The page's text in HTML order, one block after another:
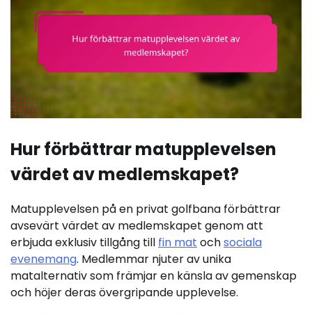
Hur förbättrar matupplevelsen
värdet av medlemskapet?
Matupplevelsen på en privat golfbana förbättrar
avsevärt värdet av medlemskapet genom att
erbjuda exklusiv tillgång till fin mat ochsociala
evenemang. Medlemmar njuter av unika
matalternativ som främjar en känsla av gemenskap
och höjer deras övergripande upplevelse.